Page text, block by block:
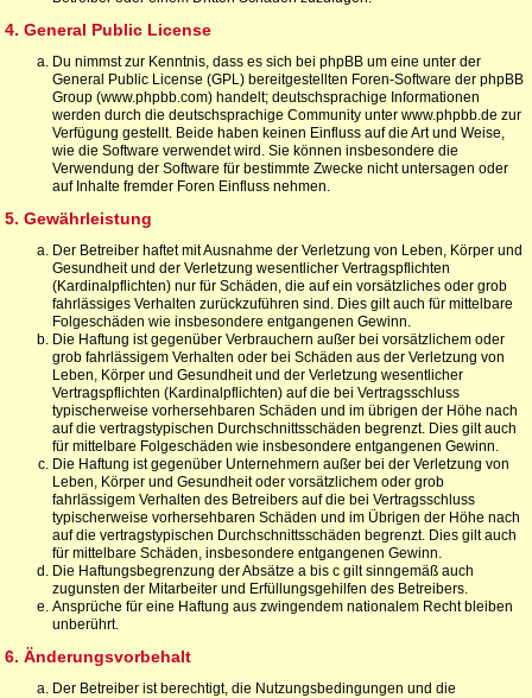
4. General Public License
Du nimmst zur Kenntnis, dass es sich bei phpBB um eine unter der
General Public License (GPL) bereitgestellten Foren-Software der phpBB
Group (www.phpbb.com) handelt; deutschsprachige Informationen
werden durch die deutschsprachige Community unter www.phpbb.de zur
Verfügung gestellt. Beide haben keinen Einfluss auf die Art und Weise,
wie die Software verwendet wird. Sie können insbesondere die
Verwendung der Software für bestimmte Zwecke nicht untersagen oder
auf Inhalte fremder Foren Einfluss nehmen.
5. Gewährleistung
Der Betreiber haftet mit Ausnahme der Verletzung von Leben, Körper und
Gesundheit und der Verletzung wesentlicher Vertragspflichten
(Kardinalpflichten) nur für Schäden, die auf ein vorsätzliches oder grob
fahrlässiges Verhalten zurückzuführen sind. Dies gilt auch für mittelbare
Folgeschäden wie insbesondere entgangenen Gewinn.
Die Haftung ist gegenüber Verbrauchern außer bei vorsätzlichem oder
grob fahrlässigem Verhalten oder bei Schäden aus der Verletzung von
Leben, Körper und Gesundheit und der Verletzung wesentlicher
Vertragspflichten (Kardinalpflichten) auf die bei Vertragsschluss
typischerweise vorhersehbaren Schäden und im übrigen der Höhe nach
auf die vertragstypischen Durchschnittsschäden begrenzt. Dies gilt auch
für mittelbare Folgeschäden wie insbesondere entgangenen Gewinn.
Die Haftung ist gegenüber Unternehmern außer bei der Verletzung von
Leben, Körper und Gesundheit oder vorsätzlichem oder grob
fahrlässigem Verhalten des Betreibers auf die bei Vertragsschluss
typischerweise vorhersehbaren Schäden und im Übrigen der Höhe nach
auf die vertragstypischen Durchschnittsschäden begrenzt. Dies gilt auch
für mittelbare Schäden, insbesondere entgangenen Gewinn.
Die Haftungsbegrenzung der Absätze a bis c gilt sinngemäß auch
zugunsten der Mitarbeiter und Erfüllungsgehilfen des Betreibers.
Ansprüche für eine Haftung aus zwingendem nationalem Recht bleiben
unberührt.
6. Änderungsvorbehalt
Der Betreiber ist berechtigt, die Nutzungsbedingungen und die